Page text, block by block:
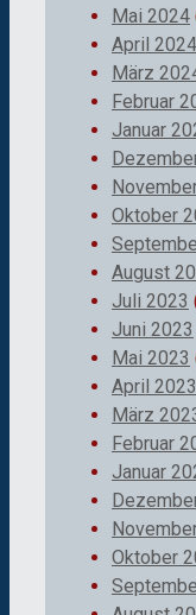
Mai 2024
April 2024
März
Februar
Januar
Oktober
August
Juli 2023
Juni 2023
Mai 2023
April 2023
März
Februar
Januar
Oktober